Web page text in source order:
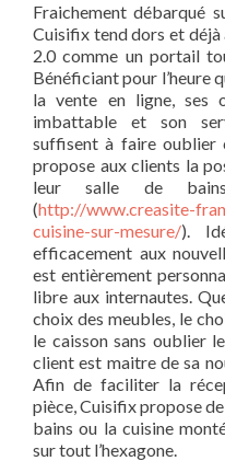
Fraichement débarqué
Cuisifix tend dors et déjà
2.0 comme un portail
Bénéficiant pour l’heure
la vente en ligne, ses
imbattable et son
suffisent à faire oublier
propose aux clients la
leur salle de
(http://www.creasite-
cuisine-sur-mesure/).
efficacement aux
est entièrement
libre aux internautes.
choix des meubles, le
le caisson sans oublier
client est maitre de sa
Afin de faciliter la
pièce, Cuisifix propose
bains ou la cuisine
sur tout l’hexagone.